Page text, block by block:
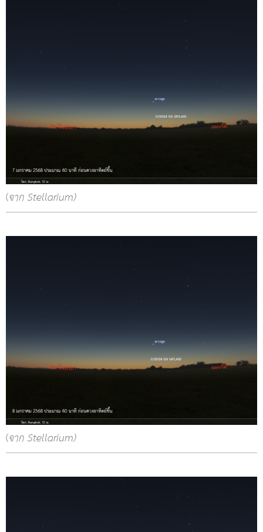
(จาก Stellarium)
(จาก Stellarium)